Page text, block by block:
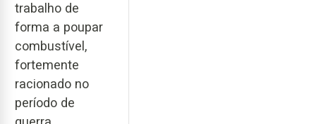
trabalho de
forma a poupar
combustível,
fortemente
racionado no
período de